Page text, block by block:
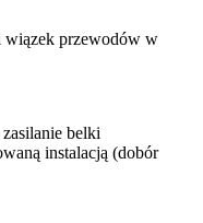
wiązek przewodów w
belki
instalacją (dobór